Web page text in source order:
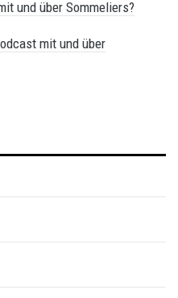
und über Sommeliers?
mit und über